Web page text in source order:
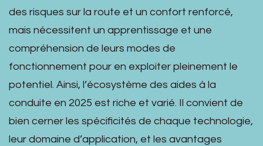
des risques sur la route et un confort renforcé,
mais nécessitent un apprentissage et une
compréhension de leurs modes de
fonctionnement pour en exploiter pleinement le
potentiel. Ainsi, l’écosystème des aides à la
conduite en 2025 est riche et varié. Il convient de
bien cerner les spécificités de chaque technologie,
leur domaine d’application, et les avantages